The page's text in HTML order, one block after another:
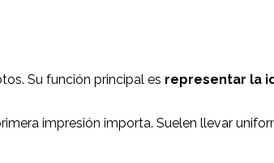
Su función principal es representar la
impresión importa. Suelen llevar